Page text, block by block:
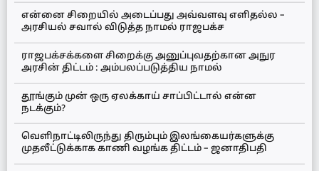
என்னை சிறையில் அடைப்பது அவ்வளவு எளிதல்ல –
அரசியல் சவால் விடுத்த நாமல் ராஜபக்ச
ராஜபக்சக்களை சிறைக்கு அனுப்புவதற்கான அநுர
அரசின் திட்டம் : அம்பலப்படுத்திய நாமல்
தூங்கும் முன் ஒரு ஏலக்காய் சாப்பிட்டால் என்ன
நடக்கும்?
வெளிநாட்டிலிருந்து திரும்பும் இலங்கையர்களுக்கு
முதலீட்டுக்காக காணி வழங்க திட்டம் – ஜனாதிபதி